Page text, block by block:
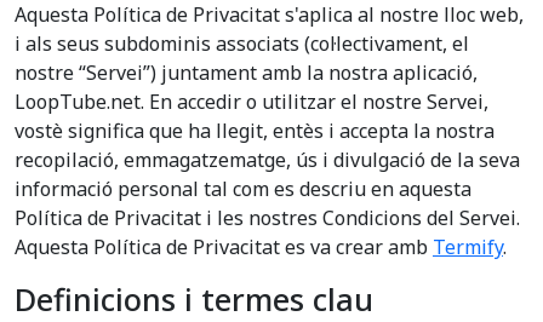
Aquesta Política de Privacitat s'aplica al nostre lloc web,
i als seus subdominis associats (col·lectivament, el
nostre “Servei”) juntament amb la nostra aplicació,
LoopTube.net. En accedir o utilitzar el nostre Servei,
vostè significa que ha llegit, entès i accepta la nostra
recopilació, emmagatzematge, ús i divulgació de la seva
informació personal tal com es descriu en aquesta
Política de Privacitat i les nostres Condicions del Servei.
Aquesta Política de Privacitat es va crear amb Termify.
Definicions i termes clau